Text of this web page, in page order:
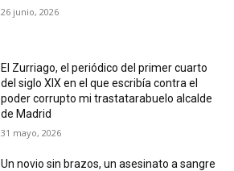
26 junio, 2026
El Zurriago, el periódico del primer cuarto
del siglo XIX en el que escribía contra el
poder corrupto mi trastatarabuelo alcalde
de Madrid
31 mayo, 2026
Un novio sin brazos, un asesinato a sangre